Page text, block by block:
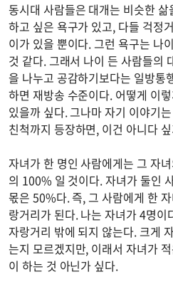
동시대 사람들은 대개는 비슷한
하고 싶은 욕구가 있고, 다들 걱정
이가 있을 뿐이다. 그런 욕구는 나
것 같다. 그래서 나이 든 사람들의
을 나누고 공감하기보다는 일방통
하면 재방송 수준이다. 어떻게 이
있을까 싶다. 그나마 자기 이야기
친척까지 등장하면, 이건 아니다
자녀가 한 명인 사람에게는 그 자
의 100% 일 것이다. 자녀가 둘인
몫은 50%다. 즉, 그 사람에게 한
랑거리가 된다. 나는 자녀가 4명
자랑거리 밖에 되지 않는다. 크게
는지 모르겠지만, 이래서 자녀가
이 하는 것 아닌가 싶다.